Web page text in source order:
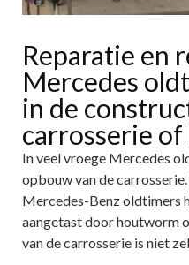
Reparatie en
Mercedes
in de
carrosserie
In veel vroege Mercedes
opbouw van de
Mercedes-Benz oldtimers
aangetast door houtworm
van de carrosserie is niet